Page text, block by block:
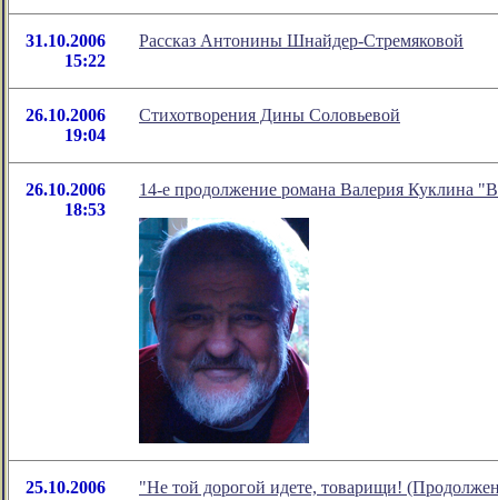
31.10.2006
15:22
Рассказ Антонины Шнайдер-Стремяковой
26.10.2006
19:04
Стихотворения Дины Соловьевой
26.10.2006
18:53
14-е продолжение романа Валерия Куклина
25.10.2006
"Не той дорогой идете, товарищи!